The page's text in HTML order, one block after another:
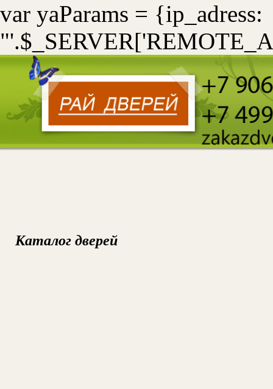
var yaParams = {ip_adress:
Каталог дверей